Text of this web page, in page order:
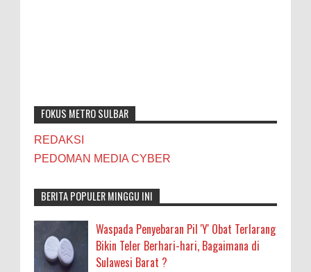
FOKUS METRO SULBAR
REDAKSI
PEDOMAN MEDIA CYBER
BERITA POPULER MINGGU INI
Waspada Penyebaran Pil 'Y' Obat Terlarang
Bikin Teler Berhari-hari, Bagaimana di
Sulawesi Barat ?